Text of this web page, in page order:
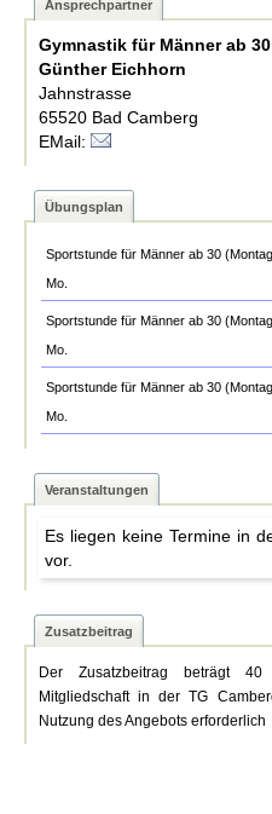
Ansprechpartner
Gymnastik für Männer ab 30
Günther Eichhorn
Jahnstrasse
65520 Bad Camberg
EMail:
Übungsplan
Sportstunde für Männer ab 30
Mo.
Sportstunde für Männer ab 30
Mo.
Sportstunde für Männer ab 30
Mo.
Veranstaltungen
Es liegen keine Termine in
vor.
Zusatzbeitrag
Der Zusatzbeitrag beträgt
Mitgliedschaft in der TG
Nutzung des Angebots erforderlich